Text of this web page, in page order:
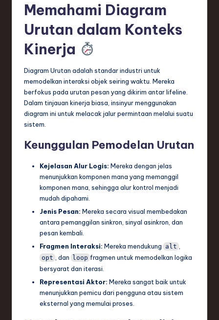
Memahami Diagram
Urutan dalam Konteks
Kinerja
Diagram Urutan adalah standar industri untuk
memodelkan interaksi objek seiring waktu. Mereka
berfokus pada urutan pesan yang dikirim antar lifeline.
Dalam tinjauan kinerja biasa, insinyur menggunakan
diagram ini untuk melacak jalur permintaan melalui suatu
sistem.
Keunggulan Pemodelan Urutan
Kejelasan Alur Logis: Mereka dengan jelas
menunjukkan komponen mana yang memanggil
komponen mana, sehingga alur kontrol menjadi
mudah dipahami.
Jenis Pesan: Mereka secara visual membedakan
antara pemanggilan sinkron, sinyal asinkron, dan
pesan kembali.
Fragmen Interaksi: Mereka mendukung alt ,
opt , dan loop fragmen untuk memodelkan logika
bersyarat dan iterasi.
Representasi Aktor: Mereka sangat baik untuk
menunjukkan pemicu dari pengguna atau sistem
eksternal yang memulai proses.